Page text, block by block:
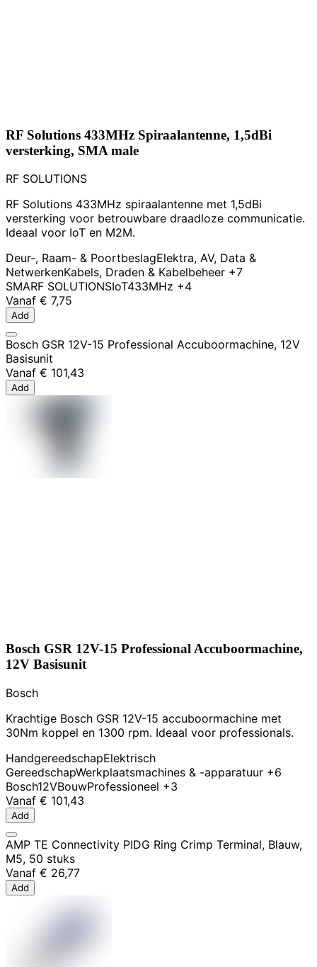
RF Solutions 433MHz Spiraalantenne, 1,5dBi
versterking, SMA male
RF SOLUTIONS
RF Solutions 433MHz spiraalantenne met 1,5dBi
versterking voor betrouwbare draadloze communicatie.
Ideaal voor IoT en M2M.
Deur-, Raam- & PoortbeslagElektra, AV, Data &
NetwerkenKabels, Draden & Kabelbeheer +7
SMARF SOLUTIONSIoT433MHz +4
Vanaf € 7,75
Add
Bosch GSR 12V-15 Professional Accuboormachine, 12V
Basisunit
Vanaf € 101,43
Add
Bosch GSR 12V-15 Professional Accuboormachine,
12V Basisunit
Bosch
Krachtige Bosch GSR 12V-15 accuboormachine met
30Nm koppel en 1300 rpm. Ideaal voor professionals.
HandgereedschapElektrisch
GereedschapWerkplaatsmachines & -apparatuur +6
Bosch12VBouwProfessioneel +3
Vanaf € 101,43
Add
AMP TE Connectivity PIDG Ring Crimp Terminal, Blauw,
M5, 50 stuks
Vanaf € 26,77
Add